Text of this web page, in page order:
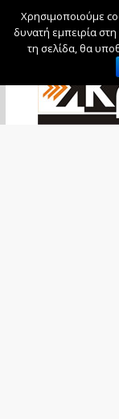
Χρησιμοποιούμε
δυνατή εμπειρία στη
τη σελίδα, θα